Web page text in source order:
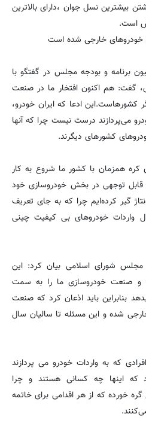
بیشترین نسل جوان ،‌دارای بالاترین
است.
و خودروهای خارجی شده است
برنامه و بودجه مجلس در گفتگو با
گفت: هم اکنون افتخار ما در صنعت
کشورهاست.این ادعا که ایران خودرو،
می‌پردازند درست نیست چرا که آنها
کشورهای دیگرند.
همزمان با کشور ما شروع به کار
قابل توجهی در بخش خودروسازی خود
گیر کرده‌ایم چرا که به جای تعریف
واردات خودروهای بی کیفیت چینی
شورای اسلامی بیان کرد: این
و صنعت خودروسازی ما را به سمت
بنابراین باید اذعان کرد که صنعت
شده و این مسئله تا سالیان سال
که به واردات خودرو می پردازند
که اینها چه کسانی هستند و چرا
خورده که از هر اقدامی برای خاتمه